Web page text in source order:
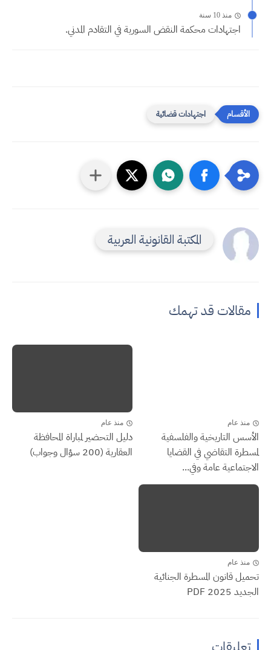
منذ 10 سنة
اجتهادات محكمة النقض السورية في التقادم المدني.
اجتهادات قضائية
المكتبة القانونية العربية
مقالات قد تهمك
منذ عام
الأسس التاريخية والفلسفية
لمسطرة التقاضي في القضايا
الاجتماعية عامة وفي...
منذ عام
دليل التحضير لمباراة المحافظة
العقارية (200 سؤال وجواب)
منذ عام
تحميل قانون المسطرة الجنائية
الجديد 2025 PDF